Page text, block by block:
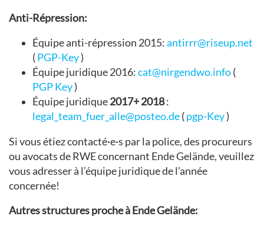
Anti-Répression:
Équipe anti-répression 2015:antirrr@riseup.net
(PGP-Key)
Équipe juridique 2016:cat@nirgendwo.info(
PGP Key)
Équipe juridique2017+ 2018:
legal_team_fuer_alle@posteo.de(pgp-Key)
Si vous étiez contacté·e·s par la police, des procureurs
ou avocats de RWE concernant Ende Gelände, veuillez
vous adresser à l’équipe juridique de l’année
concernée!
Autres structures proche à Ende Gelände: